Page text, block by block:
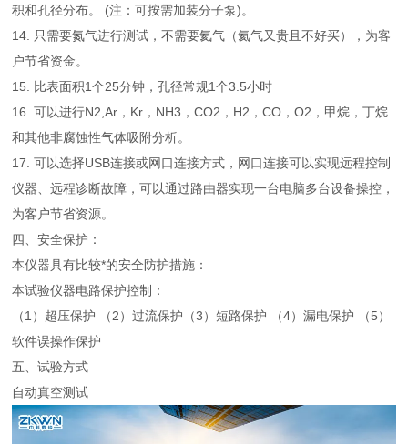
积和孔径分布。 (注：可按需加装分子泵)。
14. 只需要氮气进行测试，不需要氦气（氦气又贵且不好买），为客
户节省资金。
15. 比表面积1个25分钟，孔径常规1个3.5小时
16. 可以进行N2,Ar，Kr，NH3，CO2，H2，CO，O2，甲烷，丁烷
和其他非腐蚀性气体吸附分析。
17. 可以选择USB连接或网口连接方式，网口连接可以实现远程控制
仪器、远程诊断故障，可以通过路由器实现一台电脑多台设备操控，
为客户节省资源。
四、安全保护：
本仪器具有比较*的安全防护措施：
本试验仪器电路保护控制：
（1）超压保护 （2）过流保护 （3）短路保护 （4）漏电保护 （5）
软件误操作保护
五、试验方式
自动真空测试